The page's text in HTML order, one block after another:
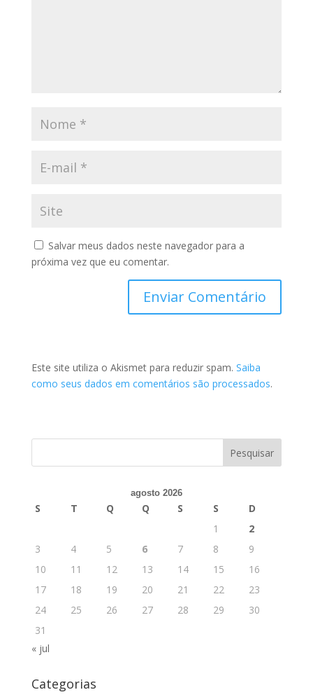
Salvar meus dados neste navegador para a
próxima vez que eu comentar.
Este site utiliza o Akismet para reduzir spam. Saiba
como seus dados em comentários são processados.
agosto 2026
S T Q Q S S
D
1
2
3
4 5 6 7 8
9
10
11 12 13 14 15
16
17
18 19 20 21 22
23
24
25 26 27 28 29
30
31
« jul
Categorias